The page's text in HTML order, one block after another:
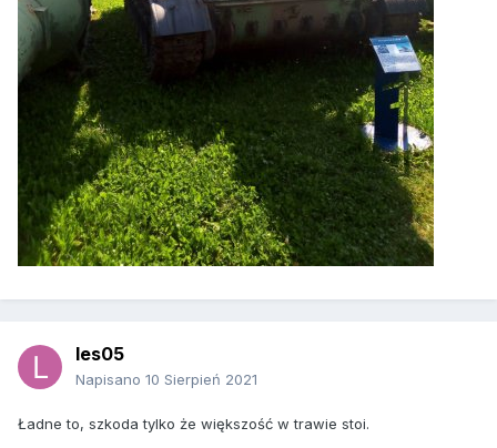
les05
Napisano 10 Sierpień 2021
Ładne to, szkoda tylko że większość w trawie stoi.